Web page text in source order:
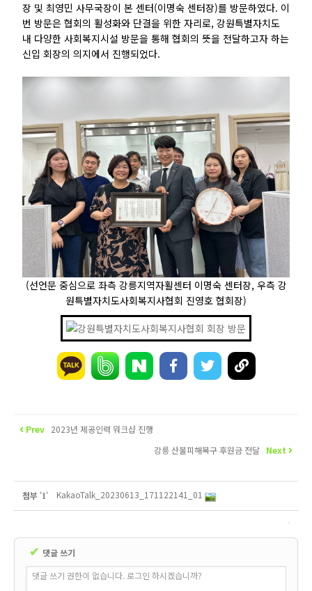
장 및 최영민 사무국장이 본 센터(이명숙 센터장)를 방문하였다. 이
번 방문은 협회의 활성화와 단결을 위한 자리로, 강원특별자치도
내 다양한 사회복지시설 방문을 통해 협회의 뜻을 전달하고자 하는
신입 회장의 의지에서 진행되었다.
(선언문 중심으로 좌측 강릉지역자활센터 이명숙 센터장, 우측 강
원특별자치도사회복지사협회 진영호 협회장)
Prev 2023년 제공인력 워크샵 진행
강릉 산불피해복구 후원금 전달 Next
첨부 '1' KakaoTalk_20230613_171122141_01
✔ 댓글 쓰기
댓글 쓰기 권한이 없습니다. 로그인 하시겠습니까?